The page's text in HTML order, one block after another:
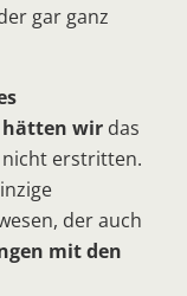
gar ganz
hätten wir das
erstritten.
der auch
mit den